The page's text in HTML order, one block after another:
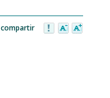
compartir